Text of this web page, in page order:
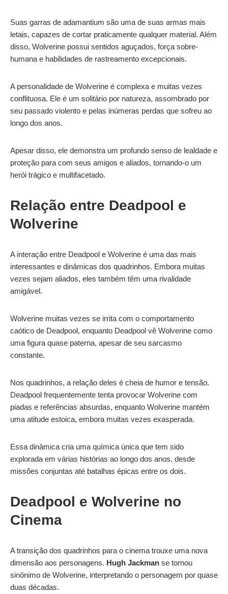
Suas garras de adamantium são uma de suas armas mais
letais, capazes de cortar praticamente qualquer material. Além
disso, Wolverine possui sentidos aguçados, força sobre-
humana e habilidades de rastreamento excepcionais.
A personalidade de Wolverine é complexa e muitas vezes
conflituosa. Ele é um solitário por natureza, assombrado por
seu passado violento e pelas inúmeras perdas que sofreu ao
longo dos anos.
Apesar disso, ele demonstra um profundo senso de lealdade e
proteção para com seus amigos e aliados, tornando-o um
herói trágico e multifacetado.
Relação entre Deadpool e
Wolverine
A interação entre Deadpool e Wolverine é uma das mais
interessantes e dinâmicas dos quadrinhos. Embora muitas
vezes sejam aliados, eles também têm uma rivalidade
amigável.
Wolverine muitas vezes se irrita com o comportamento
caótico de Deadpool, enquanto Deadpool vê Wolverine como
uma figura quase paterna, apesar de seu sarcasmo
constante.
Nos quadrinhos, a relação deles é cheia de humor e tensão.
Deadpool frequentemente tenta provocar Wolverine com
piadas e referências absurdas, enquanto Wolverine mantém
uma atitude estoica, embora muitas vezes exasperada.
Essa dinâmica cria uma química única que tem sido
explorada em várias histórias ao longo dos anos, desde
missões conjuntas até batalhas épicas entre os dois.
Deadpool e Wolverine no
Cinema
A transição dos quadrinhos para o cinema trouxe uma nova
dimensão aos personagens. Hugh Jackman se tornou
sinônimo de Wolverine, interpretando o personagem por quase
duas décadas.